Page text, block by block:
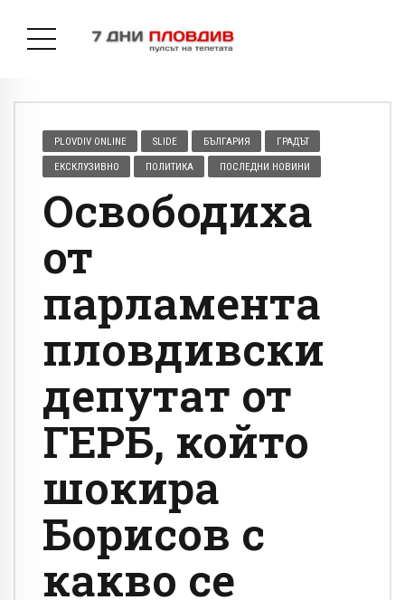
PLOVDIV ONLINE SLIDE БЪЛГАРИЯ ГРАДЪТ
ЕКСКЛУЗИВНО ПОЛИТИКА ПОСЛЕДНИ НОВИНИ
Освободиха
от
парламента
пловдивски
депутат от
ГЕРБ, който
шокира
Борисов с
какво се